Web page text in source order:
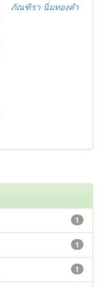
ภัณฑิรา นิ่มทองคำ
1
1
1